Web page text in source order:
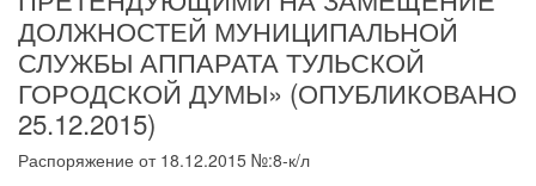
ДОЛЖНОСТЕЙ МУНИЦИПАЛЬНОЙ
СЛУЖБЫ АППАРАТА ТУЛЬСКОЙ
ГОРОДСКОЙ ДУМЫ» (ОПУБЛИКОВАНО
25.12.2015)
Распоряжение от 18.12.2015 №:8-к/л